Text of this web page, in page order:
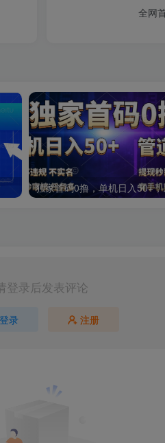
全网
独家首
登录后发表评论
登录 注册